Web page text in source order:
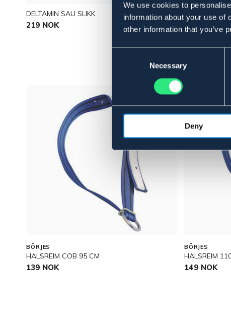
We use cookies to
information about your use of
other information that you’ve
Necessary
Deny
DELTAMIN SAU SLIKK
219 NOK
SALTSTEIN
99,90 NOK
BÖRJES
HALSREIM COB 95 CM
139 NOK
BÖRJES
HALSREIM
149 NOK